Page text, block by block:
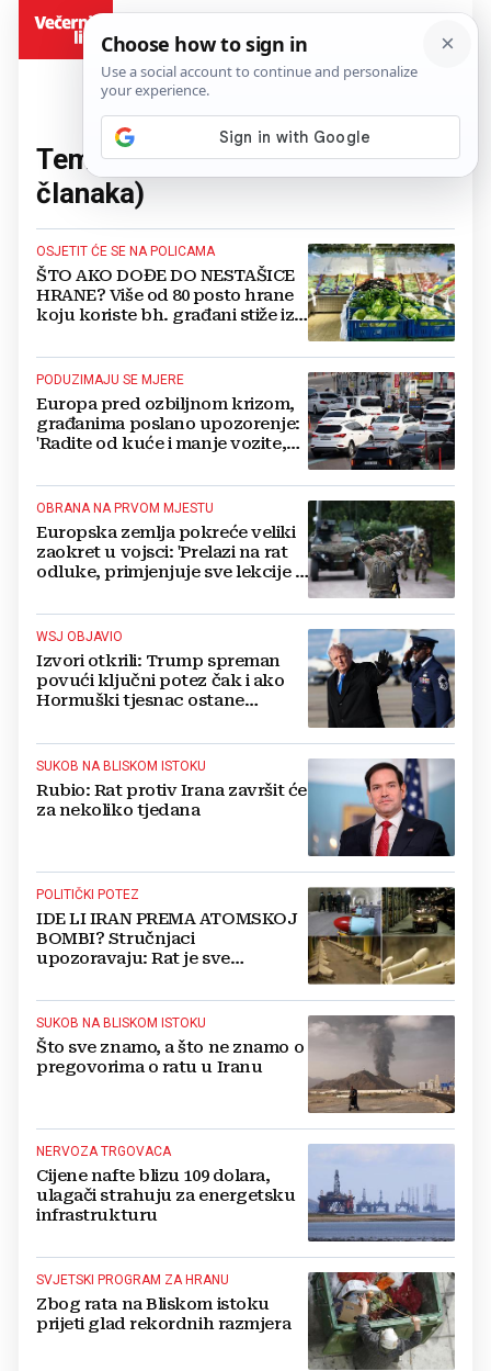
Tema:sukob na Bliskom istok(13
članaka)
OSJETIT ĆE SE NA POLICAMA
ŠTO AKO DOĐE DO NESTAŠICE
HRANE? Više od 80 posto hrane
koju koriste bh. građani stiže iz
PODUZIMAJU SE MJERE
Europa pred ozbiljnom krizom,
građanima poslano upozorenje:
'Radite od kuće i manje vozite,
OBRANA NA PRVOM MJESTU
Europska zemlja pokreće veliki
zaokret u vojsci: 'Prelazi na rat
odluke, primjenjuje sve lekcije iz
WSJ OBJAVIO
Izvori otkrili: Trump spreman
povući ključni potez čak i ako
Hormuški tjesnac ostane
SUKOB NA BLISKOM ISTOKU
Rubio: Rat protiv Irana završit će
za nekoliko tjedana
POLITIČKI POTEZ
IDE LI IRAN PREMA ATOMSKOJ
BOMBI? Stručnjaci
upozoravaju: Rat je sve
mrtva
SUKOB NA BLISKOM ISTOKU
Što sve znamo, a što ne znamo o
pregovorima o ratu u Iranu
NERVOZA TRGOVACA
Cijene nafte blizu 109 dolara,
ulagači strahuju za energetsku
infrastrukturu
SVJETSKI PROGRAM ZA HRANU
Zbog rata na Bliskom istoku
prijeti glad rekordnih razmjera